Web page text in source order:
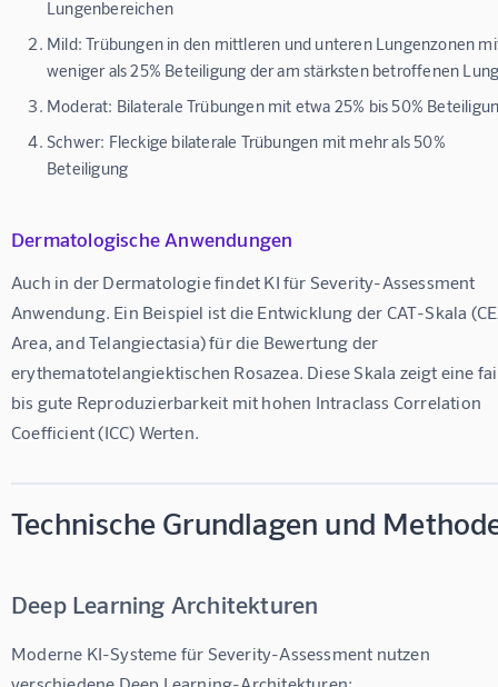
Lungenbereichen
Mild: Trübungen in den mittleren und unteren Lungenzonen
weniger als 25% Beteiligung der am stärksten betroffenen
Moderat: Bilaterale Trübungen mit etwa 25% bis 50%
Schwer: Fleckige bilaterale Trübungen mit mehr als 50%
Beteiligung
Dermatologische Anwendungen
Auch in der Dermatologie findet KI für Severity-Assessment
Anwendung. Ein Beispiel ist die Entwicklung der CAT-Skala
Area, and Telangiectasia) für die Bewertung der
erythematotelangiektischen Rosazea. Diese Skala zeigt eine
bis gute Reproduzierbarkeit mit hohen Intraclass Correlation
Coefficient (ICC) Werten.
Technische Grundlagen und
Deep Learning Architekturen
Moderne KI-Systeme für Severity-Assessment nutzen